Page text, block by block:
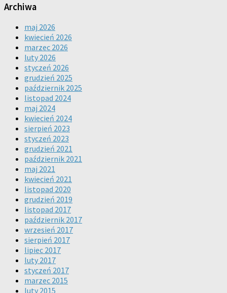
Archiwa
maj 2026
kwiecień 2026
marzec 2026
luty 2026
styczeń 2026
grudzień 2025
październik 2025
listopad 2024
maj 2024
kwiecień 2024
sierpień 2023
styczeń 2023
grudzień 2021
październik 2021
maj 2021
kwiecień 2021
listopad 2020
grudzień 2019
listopad 2017
październik 2017
wrzesień 2017
sierpień 2017
lipiec 2017
luty 2017
styczeń 2017
marzec 2015
luty 2015